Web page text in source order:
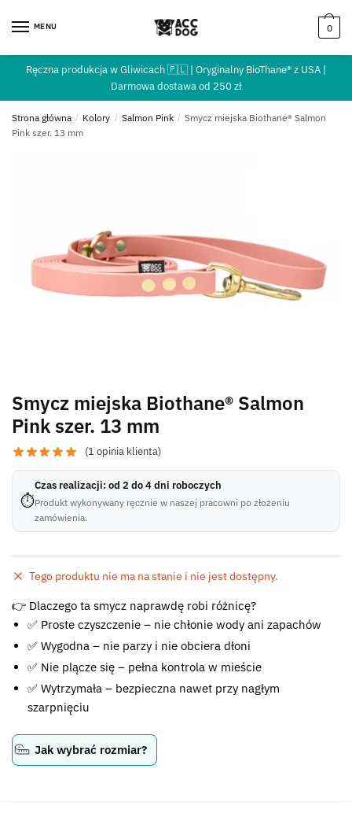
MENU 0
Ręczna produkcja w Gliwicach 🇵🇱 | Oryginalny BioThane® z USA |
Darmowa dostawa od 250 zł
Strona główna / Kolory / Salmon Pink / Smycz miejska Biothane® Salmon
Pink szer. 13 mm
Smycz miejska Biothane® Salmon
Pink szer. 13 mm
(1 opinia klienta)
⏱
Czas realizacji: od 2 do 4 dni roboczych
Produkt wykonywany ręcznie w naszej pracowni po złożeniu
zamówienia.
Tego produktu nie ma na stanie i nie jest dostępny.
Błąd:Brak formularza kontaktowego.
👉 Dlaczego ta smycz naprawdę robi różnicę?
✅ Proste czyszczenie – nie chłonie wody ani zapachów
✅ Wygodna – nie parzy i nie obciera dłoni
✅ Nie plącze się – pełna kontrola w mieście
✅ Wytrzymała – bezpieczna nawet przy nagłym
szarpnięciu
Jak wybrać rozmiar?